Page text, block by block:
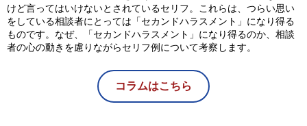
けど言ってはいけないとされているセリフ。これらは、つらい思い
をしている相談者にとっては「セカンドハラスメント」になり得る
ものです。なぜ、「セカンドハラスメント」になり得るのか、相談
者の心の動きを慮りながらセリフ例について考察します。
コラムはこちら